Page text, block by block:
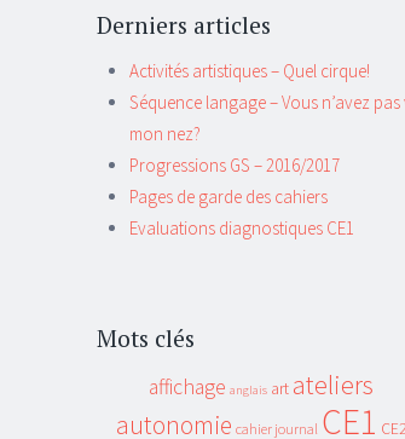
Derniers articles
Activités artistiques – Quel cirque!
Séquence langage – Vous n’avez pas
mon nez?
Progressions GS – 2016/2017
Pages de garde des cahiers
Evaluations diagnostiques CE1
Mots clés
affichage anglais art ateliers
autonomie cahier journal CE1 CE2